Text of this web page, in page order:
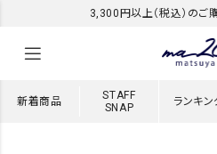
3,300円以上（税込）のご
新着商品
STAFF
SNAP
ランキン